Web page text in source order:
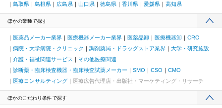
鳥取県 島根県 広島県 山口県 徳島県 香川県 愛媛県 高知県
ほかの業種で探す
医薬品メーカー業界 医療機器メーカー業界 医薬品卸 医療機器卸
CRO
病院・大学病院・クリニック
調剤薬局・ドラッグストア業界
大学・研究施設
介護・福祉関連サービス
その他医療関連
診断薬・臨床検査機器・臨床検査試薬メーカー
SMO CSO
CMO
医療コンサルティング
医療広告代理店・出版社・マーケティング・リサーチ
ほかのこだわり条件で探す